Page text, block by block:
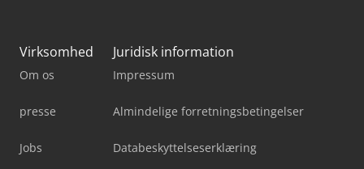
Virksomhed
Om os
presse
Jobs
Juridisk information
Impressum
Almindelige forretningsbetingelser
Databeskyttelseserklæring